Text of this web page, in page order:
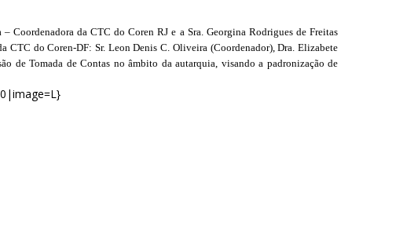
– Coordenadora da CTC do Coren RJ e a Sra. Georgina Rodrigues de Freitas
CTC do Coren-DF: Sr. Leon Denis C. Oliveira (Coordenador), Dra. Elizabete
de Tomada de Contas no âmbito da autarquia, visando a padronização de